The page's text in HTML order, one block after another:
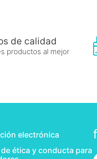
de calidad
productos al mejor
electrónica
ética y conducta para